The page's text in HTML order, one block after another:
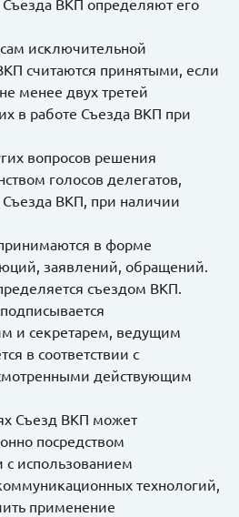
исключительной
считаются принятыми, если
менее двух третей
в работе Съезда ВКП при
вопросов решения
голосов делегатов,
ВКП, при наличии
в форме
заявлений, обращений.
съездом ВКП.
и секретарем, ведущим
в соответствии с
действующим
Съезд ВКП может
посредством
использованием
технологий,
применение